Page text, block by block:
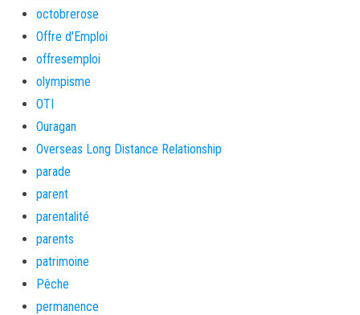
octobrerose
Offre d'Emploi
offresemploi
olympisme
OTI
Ouragan
Overseas Long Distance Relationship
parade
parent
parentalité
parents
patrimoine
Pêche
permanence